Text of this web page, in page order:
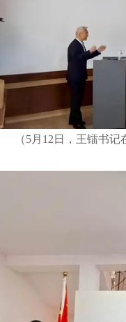
（5月12日，王镭书